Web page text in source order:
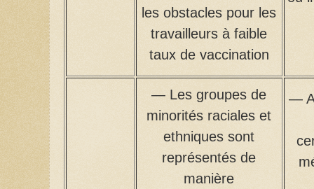
les obstacles pour les
travailleurs à faible
taux de vaccination
— Les groupes de
minorités raciales et
ethniques sont
représentés de
manière
—